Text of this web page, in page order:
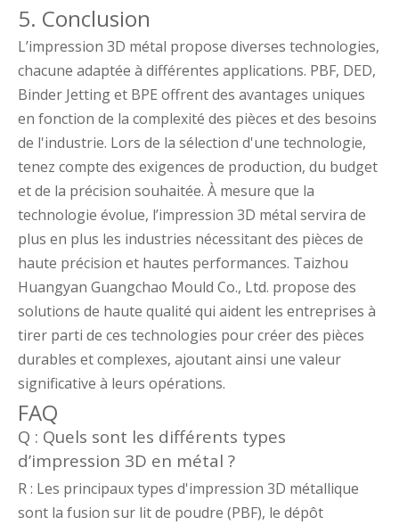
5. Conclusion
L’impression 3D métal propose diverses technologies,
chacune adaptée à différentes applications. PBF, DED,
Binder Jetting et BPE offrent des avantages uniques
en fonction de la complexité des pièces et des besoins
de l'industrie. Lors de la sélection d'une technologie,
tenez compte des exigences de production, du budget
et de la précision souhaitée. À mesure que la
technologie évolue, l’impression 3D métal servira de
plus en plus les industries nécessitant des pièces de
haute précision et hautes performances. Taizhou
Huangyan Guangchao Mould Co., Ltd. propose des
solutions de haute qualité qui aident les entreprises à
tirer parti de ces technologies pour créer des pièces
durables et complexes, ajoutant ainsi une valeur
significative à leurs opérations.
FAQ
Q : Quels sont les différents types
d’impression 3D en métal ?
R : Les principaux types d'impression 3D métallique
sont la fusion sur lit de poudre (PBF), le dépôt